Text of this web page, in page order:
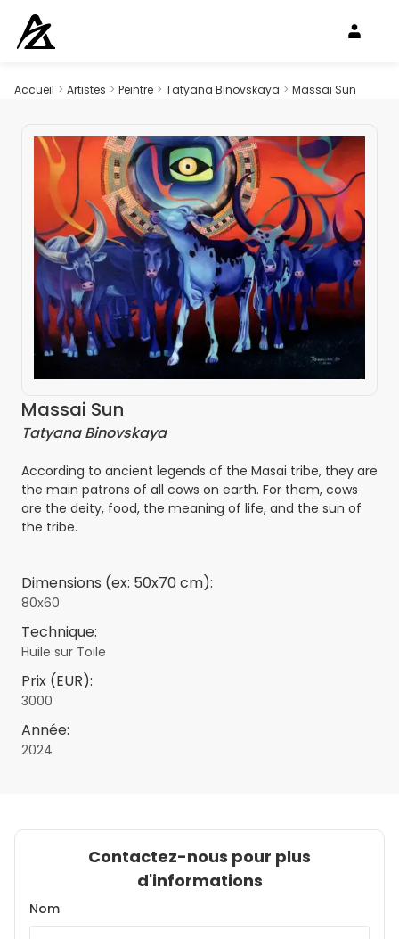
Accueil > Artistes > Peintre > Tatyana Binovskaya > Massai Sun
Massai Sun
Tatyana Binovskaya
According to ancient legends of the Masai tribe, they are
the main patrons of all cows on earth. For them, cows
are the deity, food, the meaning of life, and the sun of
the tribe.
Dimensions (ex: 50x70 cm):
80x60
Technique:
Huile sur Toile
Prix (EUR):
3000
Année:
2024
Contactez-nous pour plus
d'informations
Nom